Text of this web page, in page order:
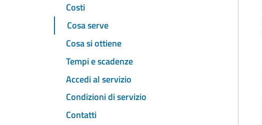
Costi
Cosa serve
Cosa si ottiene
Tempi e scadenze
Accedi al servizio
Condizioni di servizio
Contatti